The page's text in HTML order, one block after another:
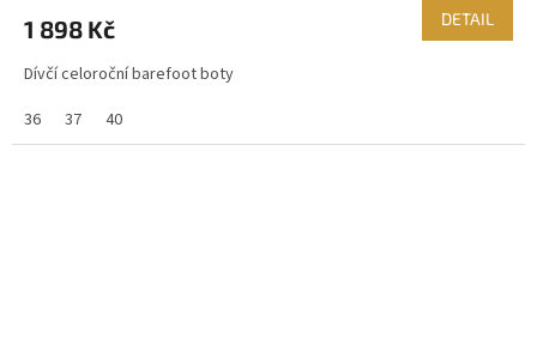
je
z
hvězdiček.
1 898 Kč DETAIL
Dívčí celoroční barefoot boty
36
37 40